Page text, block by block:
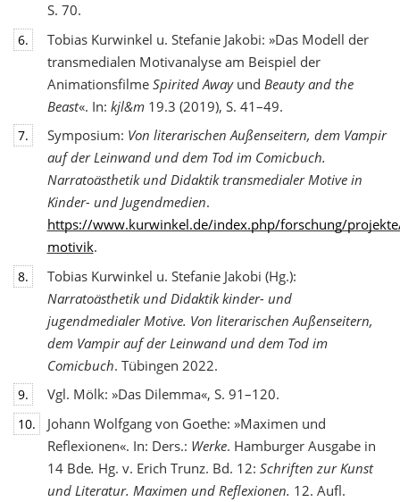
S. 70.
6.
Tobias Kurwinkel u. Stefanie Jakobi: »Das Modell der
transmedialen Motivanalyse am Beispiel der
Animationsfilme Spirited Awayund Beauty and the
Beast«. In: kjl&m19.3 (2019), S. 41–49.
7. Symposium: Von literarischen Außenseitern, dem Vampir
auf der Leinwand und dem Tod im Comicbuch.
Narratoästhetik und Didaktik transmedialer Motive in
Kinder- und Jugendmedien.
https://www.kurwinkel.de/index.php/forschung/
motivik.
8.
Tobias Kurwinkel u. Stefanie Jakobi (Hg.):
Narratoästhetik und Didaktik kinder- und
jugendmedialer Motive. Von literarischen Außenseitern,
dem Vampir auf der Leinwand und dem Tod im
Comicbuch. Tübingen 2022.
9. Vgl. Mölk: »Das Dilemma«, S. 91–120.
10.
Johann Wolfgang von Goethe: »Maximen und
Reflexionen«. In: Ders.: Werke. Hamburger Ausgabe in
14 Bde. Hg. v. Erich Trunz. Bd. 12: Schriften zur Kunst
und Literatur. Maximen und Reflexionen. 12. Aufl.